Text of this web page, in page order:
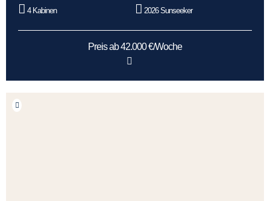
4 Kabinen 2026 Sunseeker
Preis ab 42.000 €/Woche